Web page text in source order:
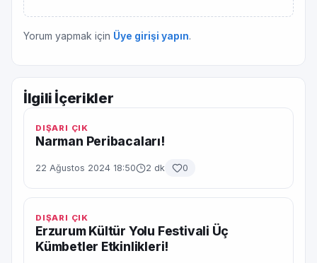
Yorum yapmak için Üye girişi yapın.
İlgili İçerikler
DIŞARI ÇIK
Narman Peribacaları!
22 Ağustos 2024 18:50 2 dk 0
DIŞARI ÇIK
Erzurum Kültür Yolu Festivali Üç
Kümbetler Etkinlikleri!